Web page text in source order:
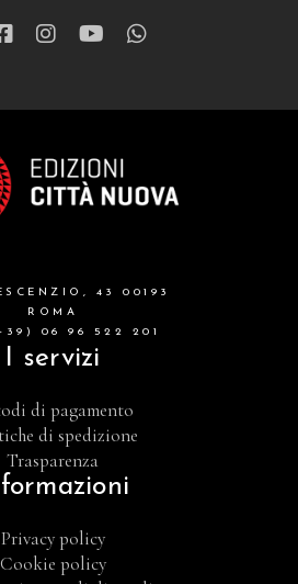
43 00193
ROMA
06 96 522 201
I servizi
di pagamento
di spedizione
Trasparenza
Privacy policy
Cookie policy